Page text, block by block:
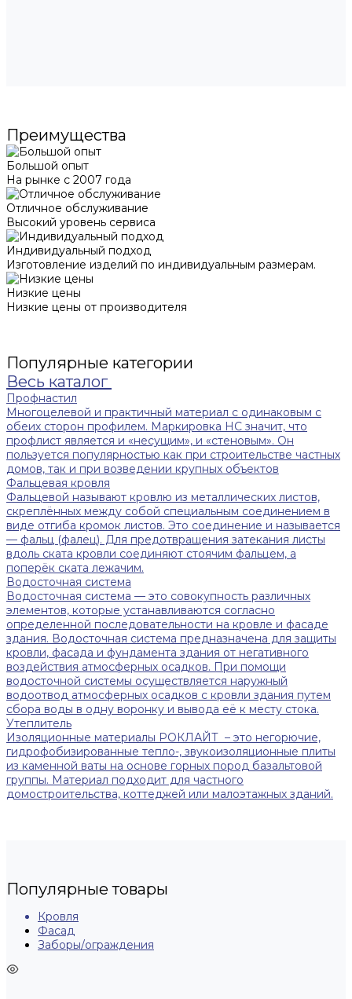
Преимущества
Большой опыт
На рынке с 2007 года
Отличное обслуживание
Высокий уровень сервиса
Индивидуальный подход
Изготовление изделий по индивидуальным размерам.
Низкие цены
Низкие цены от производителя
Популярные категории
Весь каталог
Профнастил
Многоцелевой и практичный материал с одинаковым с
обеих сторон профилем. Маркировка НС значит, что
профлист является и «несущим», и «стеновым». Он
пользуется популярностью как при строительстве частных
домов, так и при возведении крупных объектов
Фальцевая кровля
Фальцевой называют кровлю из металлических листов,
скреплённых между собой специальным соединением в
виде отгиба кромок листов. Это соединение и называется
— фальц (фалец). Для предотвращения затекания листы
вдоль ската кровли соединяют стоячим фальцем, а
поперёк ската лежачим.
Водосточная система
Водосточная система — это совокупность различных
элементов, которые устанавливаются согласно
определенной последовательности на кровле и фасаде
здания. Водосточная система предназначена для защиты
кровли, фасада и фундамента здания от негативного
воздействия атмосферных осадков. При помощи
водосточной системы осуществляется наружный
водоотвод атмосферных осадков с кровли здания путем
сбора воды в одну воронку и вывода её к месту стока.
Утеплитель
Изоляционные материалы РОКЛАЙТ – это негорючие,
гидрофобизированные тепло-, звукоизоляционные плиты
из каменной ваты на основе горных пород базальтовой
группы. Материал подходит для частного
домостроительства, коттеджей или малоэтажных зданий.
Популярные товары
Кровля
Фасад
Заборы/ограждения